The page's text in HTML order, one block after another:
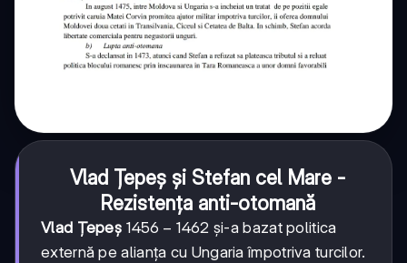
Vlad Țepeș și Stefan cel Mare -
Rezistența anti-otomană
Vlad Țepeș 1456-
1462
1456 − 1462 și-a bazat politica
externă pe alianța cu Ungaria împotriva turcilor.